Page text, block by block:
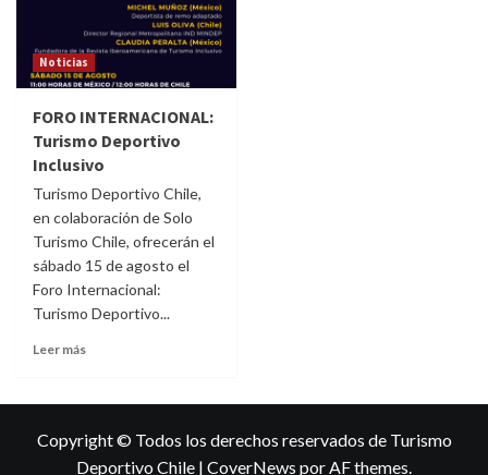
Noticias
FORO INTERNACIONAL:
Turismo Deportivo
Inclusivo
Turismo Deportivo Chile,
en colaboración de Solo
Turismo Chile, ofrecerán el
sábado 15 de agosto el
Foro Internacional:
Turismo Deportivo...
Leer más
Copyright © Todos los derechos reservados de Turismo
Deportivo Chile | CoverNews por AF themes.